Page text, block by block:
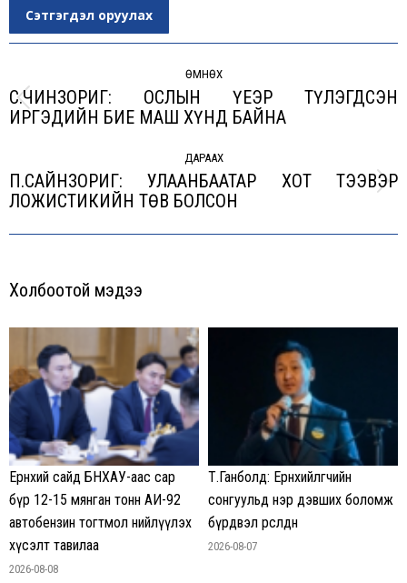
Сэтгэгдэл оруулах
ӨМНӨХ
Previous
post:
С.ЧИНЗОРИГ: ОСЛЫН ҮЕЭР ТҮЛЭГДСЭН
ИРГЭДИЙН БИЕ МАШ ХҮНД БАЙНА
ДАРААХ
Next
П.САЙНЗОРИГ: УЛААНБААТАР ХОТ ТЭЭВЭР
ЛОЖИСТИКИЙН ТӨВ БОЛСОН
Холбоотой мэдээ
Ерөнхий сайд БНХАУ-аас сар
бүр 12-15 мянган тонн АИ-92
автобензин тогтмол нийлүүлэх
хүсэлт тавилаа
2026-08-08
Т.Ганболд: Ерөнхийлөгчийн
сонгуульд нэр дэвших боломж
бүрдвэл өрсөлдөнө
2026-08-07